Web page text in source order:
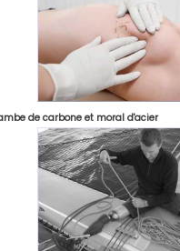
de carbone et moral d'acier